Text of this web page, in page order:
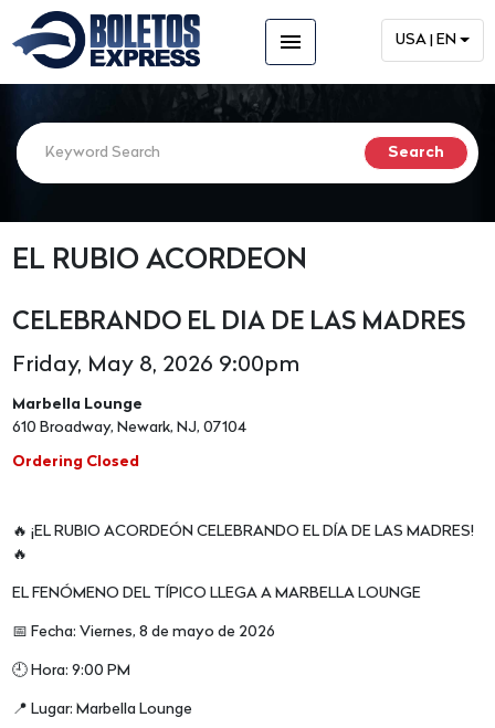
menu USA | EN
EL RUBIO ACORDEON
CELEBRANDO EL DIA DE LAS MADRES
Friday, May 8, 2026 9:00pm
Marbella Lounge
610 Broadway, Newark, NJ, 07104
Ordering Closed
🔥 ¡EL RUBIO ACORDEÓN CELEBRANDO EL DÍA DE LAS MADRES!
🔥
EL FENÓMENO DEL TÍPICO LLEGA A MARBELLA LOUNGE
📅 Fecha: Viernes, 8 de mayo de 2026
🕘 Hora: 9:00 PM
📍 Lugar: Marbella Lounge